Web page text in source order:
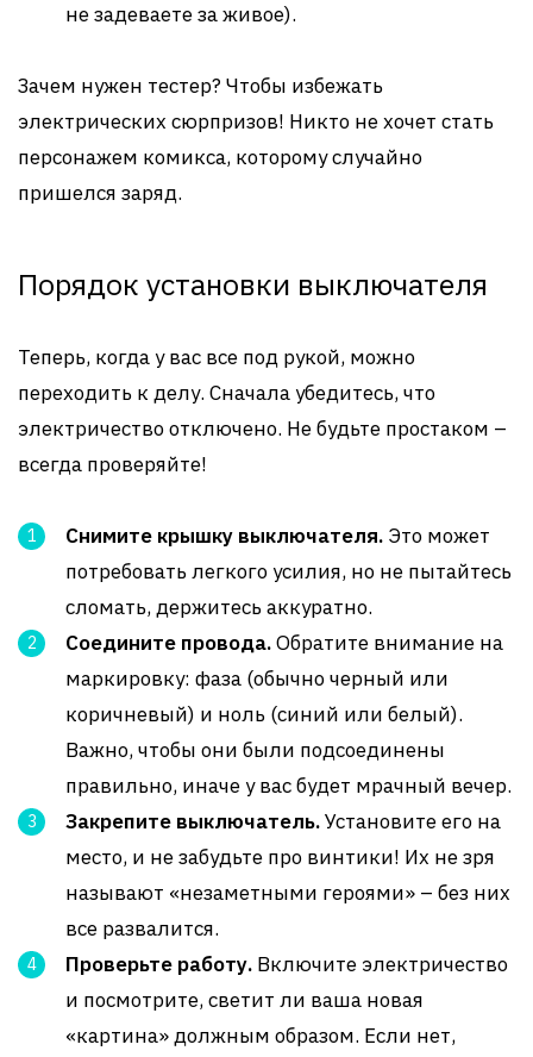
не задеваете за живое).
Зачем нужен тестер? Чтобы избежать
электрических сюрпризов! Никто не хочет стать
персонажем комикса, которому случайно
пришелся заряд.
Порядок установки выключателя
Теперь, когда у вас все под рукой, можно
переходить к делу. Сначала убедитесь, что
электричество отключено. Не будьте простаком –
всегда проверяйте!
Снимите крышку выключателя. Это может
потребовать легкого усилия, но не пытайтесь
сломать, держитесь аккуратно.
Соедините провода.Обратите внимание на
маркировку: фаза (обычно черный или
коричневый) и ноль (синий или белый).
Важно, чтобы они были подсоединены
правильно, иначе у вас будет мрачный вечер.
Закрепите выключатель.Установите его на
место, и не забудьте про винтики! Их не зря
называют «незаметными героями» – без них
все развалится.
Проверьте работу. Включите электричество
и посмотрите, светит ли ваша новая
«картина» должным образом. Если нет,